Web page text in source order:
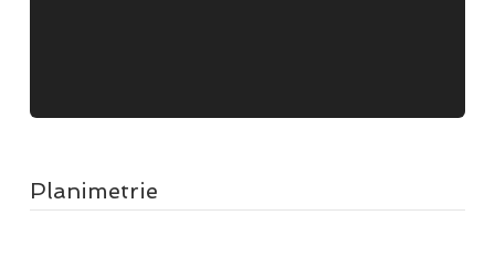
Planimetrie